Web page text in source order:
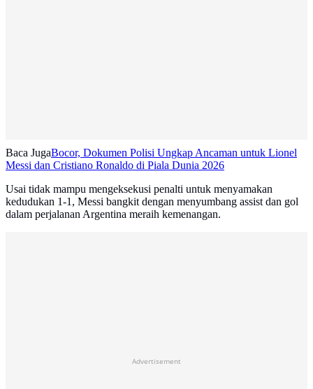
Baca JugaBocor, Dokumen Polisi Ungkap Ancaman untuk Lionel
Messi dan Cristiano Ronaldo di Piala Dunia 2026
Usai tidak mampu mengeksekusi penalti untuk menyamakan
kedudukan 1-1, Messi bangkit dengan menyumbang assist dan gol
dalam perjalanan Argentina meraih kemenangan.
Advertisement